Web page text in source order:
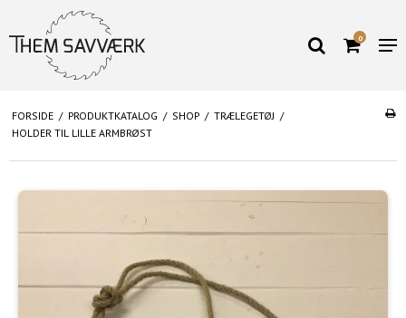
0
FORSIDE / PRODUKTKATALOG / SHOP / TRÆLEGETØJ /
HOLDER TIL LILLE ARMBRØST